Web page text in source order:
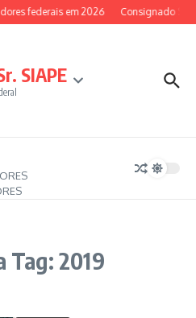
federais em 2026 Consignado
SIAPE
Tag: 2019